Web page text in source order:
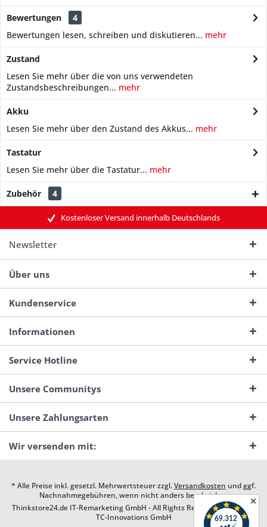
Bewertungen
4
Bewertungen lesen, schreiben und diskutieren... mehr
Zustand
Lesen Sie mehr über die von uns verwendeten
Zustandsbeschreibungen... mehr
Akku
Lesen Sie mehr über den Zustand des Akkus... mehr
Tastatur
Lesen Sie mehr über die Tastatur... mehr
Zubehör 4
Kostenloser Versand innerhalb Deutschlands
Newsletter
Über uns
Kundenservice
Informationen
Service Hotline
Unsere Communitys
Unsere Zahlungsarten
Wir versenden mit:
* Alle Preise inkl. gesetzl. Mehrwertsteuer zzgl.Versandkosten und ggf.
Nachnahmegebühren, wenn nicht anders beschrieben
Thinkstore24.de IT-Remarketing GmbH - All Rights Reserved. Design by
TC-Innovations GmbH
✕